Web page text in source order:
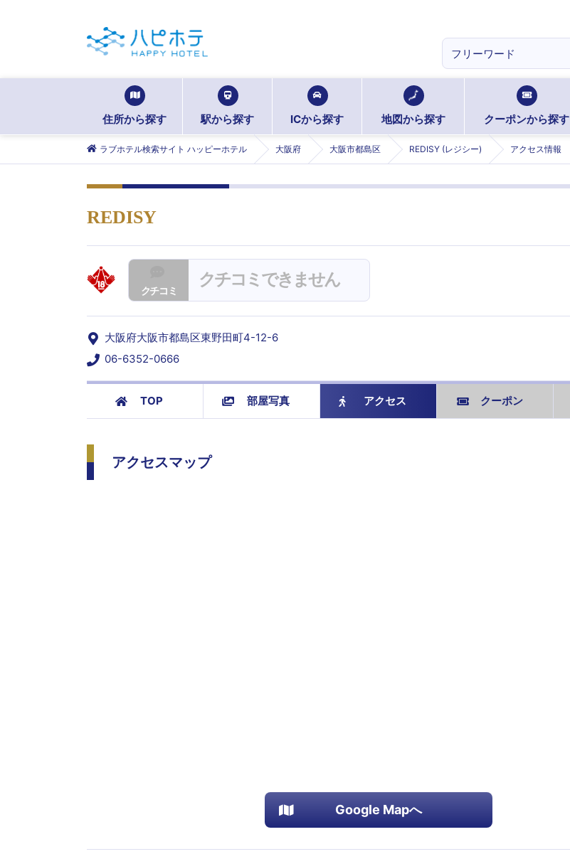
住所から探す 駅から探す ICから探す 地図から探す クーポンから探す
ラブホテル検索サイト ハッピーホテル 大阪府 大阪市都島区 REDISY (レジシー) アクセス情報
REDISY
クチコミ
クチコミできません
大阪府大阪市都島区東野田町4-12-6
06-6352-0666
TOP 部屋写真 アクセス クーポン
アクセスマップ
Google Mapへ